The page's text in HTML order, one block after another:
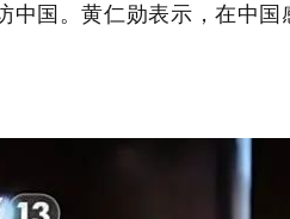
中国。黄仁勋表示，在中